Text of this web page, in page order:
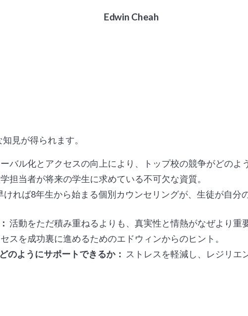
Edwin Cheah
見が得られます。
バル化とアクセスの向上により、トップ校の競争がどのよ
学担当者が将来の学生に求めている不可欠な資質。
ければ8年生から始まる個別カウンセリングが、生徒が自
活動をただ積み重ねるよりも、真実性と情熱がなぜより重
スを成功裏に進めるためのエドウィンからのヒント。
のようにサポートできるか： ストレスを軽減し、レジリエ